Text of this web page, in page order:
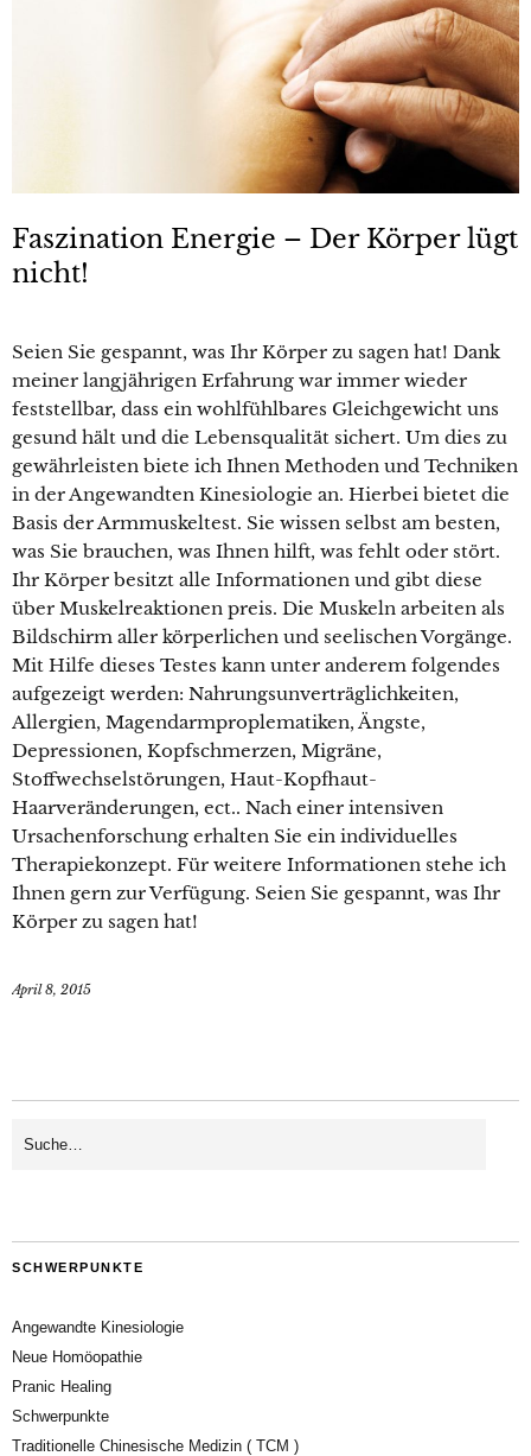
Faszination Energie – Der Körper lügt
nicht!
Seien Sie gespannt, was Ihr Körper zu sagen hat! Dank
meiner langjährigen Erfahrung war immer wieder
feststellbar, dass ein wohlfühlbares Gleichgewicht uns
gesund hält und die Lebensqualität sichert. Um dies zu
gewährleisten biete ich Ihnen Methoden und Techniken
in der Angewandten Kinesiologie an. Hierbei bietet die
Basis der Armmuskeltest. Sie wissen selbst am besten,
was Sie brauchen, was Ihnen hilft, was fehlt oder stört.
Ihr Körper besitzt alle Informationen und gibt diese
über Muskelreaktionen preis. Die Muskeln arbeiten als
Bildschirm aller körperlichen und seelischen Vorgänge.
Mit Hilfe dieses Testes kann unter anderem folgendes
aufgezeigt werden: Nahrungsunverträglichkeiten,
Allergien, Magendarmproplematiken, Ängste,
Depressionen, Kopfschmerzen, Migräne,
Stoffwechselstörungen, Haut-Kopfhaut-
Haarveränderungen, ect.. Nach einer intensiven
Ursachenforschung erhalten Sie ein individuelles
Therapiekonzept. Für weitere Informationen stehe ich
Ihnen gern zur Verfügung. Seien Sie gespannt, was Ihr
Körper zu sagen hat!
April 8, 2015
SCHWERPUNKTE
Angewandte Kinesiologie
Neue Homöopathie
Pranic Healing
Schwerpunkte
Traditionelle Chinesische Medizin ( TCM )